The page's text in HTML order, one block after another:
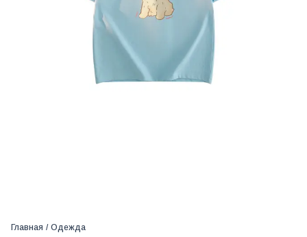
Главная / Одежда